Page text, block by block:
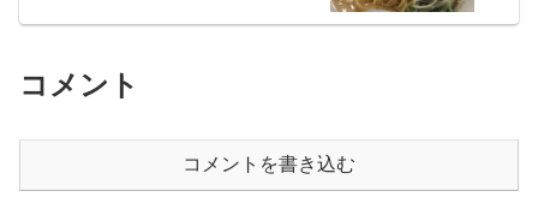
コメント
コメントを書き込む